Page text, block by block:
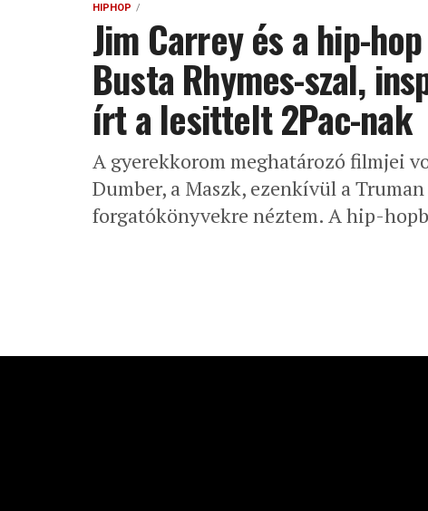
HIPHOP
Jim Carrey és a hip-
Busta Rhymes-szal,
írt a lesittelt 2Pac-nak
A gyerekkorom meghatározó filmjei
Dumber, a Maszk, ezenkívül a
forgatókönyvekre néztem. A hip-